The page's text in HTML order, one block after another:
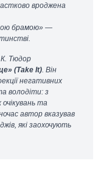
вроджена
брамою» —
Тюдор
(Take It). Він
негативних
володіти: з
та
автор вказував
які заохочують